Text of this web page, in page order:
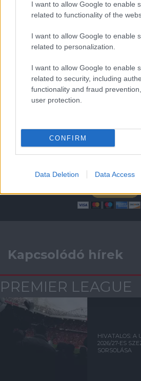
I want to allow Google to enable
related to functionality of the
I want to allow Google to enable
related to personalization.
I want to allow Google to enable
related to security, including
functionality and fraud
user protection.
CONFIRM
Data Deletion Data Access
0 nap 13 óra 29 perc 40 másodperc
Leeds UnitedvsManchester United
AC MilanvsManchester United2026-08-
ELŐZŐ MÉRKŐZÉSEK
Támogatás
a ManUtdFanatics.hu
Kapcsolódó hírek
PREMIER LEAGUE
HIVATALOS: A
2026/27-ES
SORSOLÁSA